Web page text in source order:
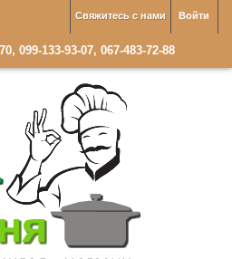
Войти
Свяжитесь с нами
099-133-93-07, 067-483-72-88